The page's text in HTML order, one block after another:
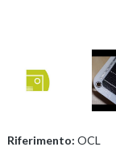
Riferimento: OCL